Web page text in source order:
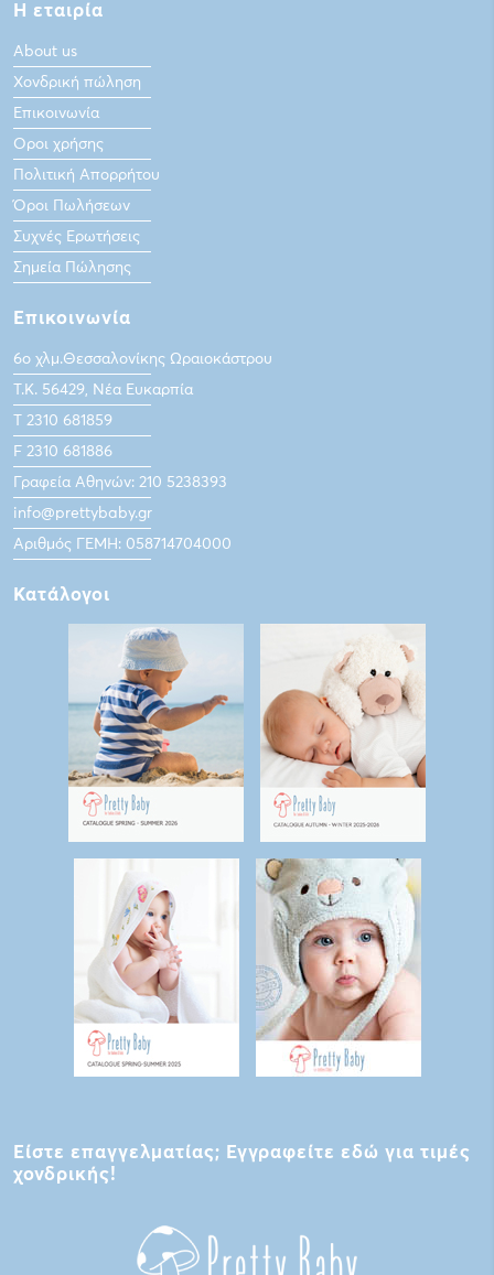
Η εταιρία
About us
Χονδρική πώληση
Επικοινωνία
Οροι χρήσης
Πολιτική Απορρήτου
Όροι Πωλήσεων
Συχνές Ερωτήσεις
Σημεία Πώλησης
Επικοινωνία
6ο χλμ.Θεσσαλονίκης Ωραιοκάστρου
Τ.Κ. 56429, Νέα Ευκαρπία
Τ 2310 681859
F 2310 681886
Γραφεία Αθηνών: 210 5238393
info@prettybaby.gr
Αριθμός ΓΕΜΗ: 058714704000
Κατάλογοι
Είστε επαγγελματίας; Εγγραφείτε εδώ για τιμές
χονδρικής!